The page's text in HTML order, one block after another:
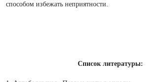
способом избежать неприятности.
Список литературы: